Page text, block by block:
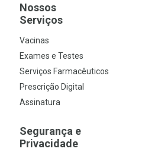
Nossos
Serviços
Vacinas
Exames e Testes
Serviços Farmacêuticos
Prescrição Digital
Assinatura
Segurança e
Privacidade